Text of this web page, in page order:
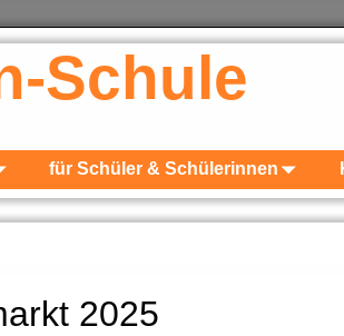
Schule
für Schüler & Schülerinnen
2025